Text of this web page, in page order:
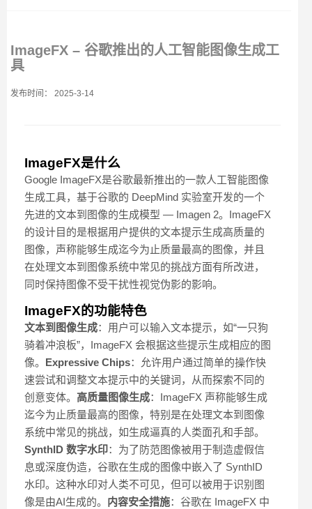
ImageFX – 谷歌推出的人工智能图像生成工
具
发布时间： 2025-3-14
ImageFX是什么
Google ImageFX是谷歌最新推出的一款人工智能图像
生成工具，基于谷歌的 DeepMind 实验室开发的一个
先进的文本到图像的生成模型 — Imagen 2。ImageFX
的设计目的是根据用户提供的文本提示生成高质量的
图像，声称能够生成迄今为止质量最高的图像，并且
在处理文本到图像系统中常见的挑战方面有所改进，
同时保持图像不受干扰性视觉伪影的影响。
ImageFX的功能特色
文本到图像生成：用户可以输入文本提示，如“一只狗
骑着冲浪板”，ImageFX 会根据这些提示生成相应的图
像。 Expressive Chips：允许用户通过简单的操作快
速尝试和调整文本提示中的关键词，从而探索不同的
创意变体。 高质量图像生成：ImageFX 声称能够生成
迄今为止质量最高的图像，特别是在处理文本到图像
系统中常见的挑战，如生成逼真的人类面孔和手部。
SynthID 数字水印：为了防范图像被用于制造虚假信
息或深度伪造，谷歌在生成的图像中嵌入了 SynthID
水印。这种水印对人类不可见，但可以被用于识别图
像是由AI生成的。 内容安全措施：谷歌在 ImageFX 中